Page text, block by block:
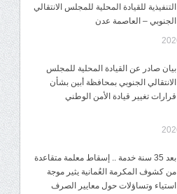
التنفيذية للقيادة المحلية للمجلس الانتقالي
الجنوبي – العاصمة عدن
بيان صادر عن القيادة المحلية للمجلس
الانتقالي الجنوبي بمحافظة أبين بشأن
قرارات تغيير قيادة الأمن الوطني
بعد 35 سنة خدمة .. إسقاط معلمة متقاعدة
من كشوف المكرمة العُمانية يثير موجة
استياء وتساؤلات حول معايير الصرف